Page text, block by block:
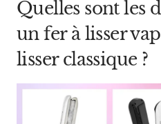
Quelles sont les
un fer à lisser
lisser classique ?